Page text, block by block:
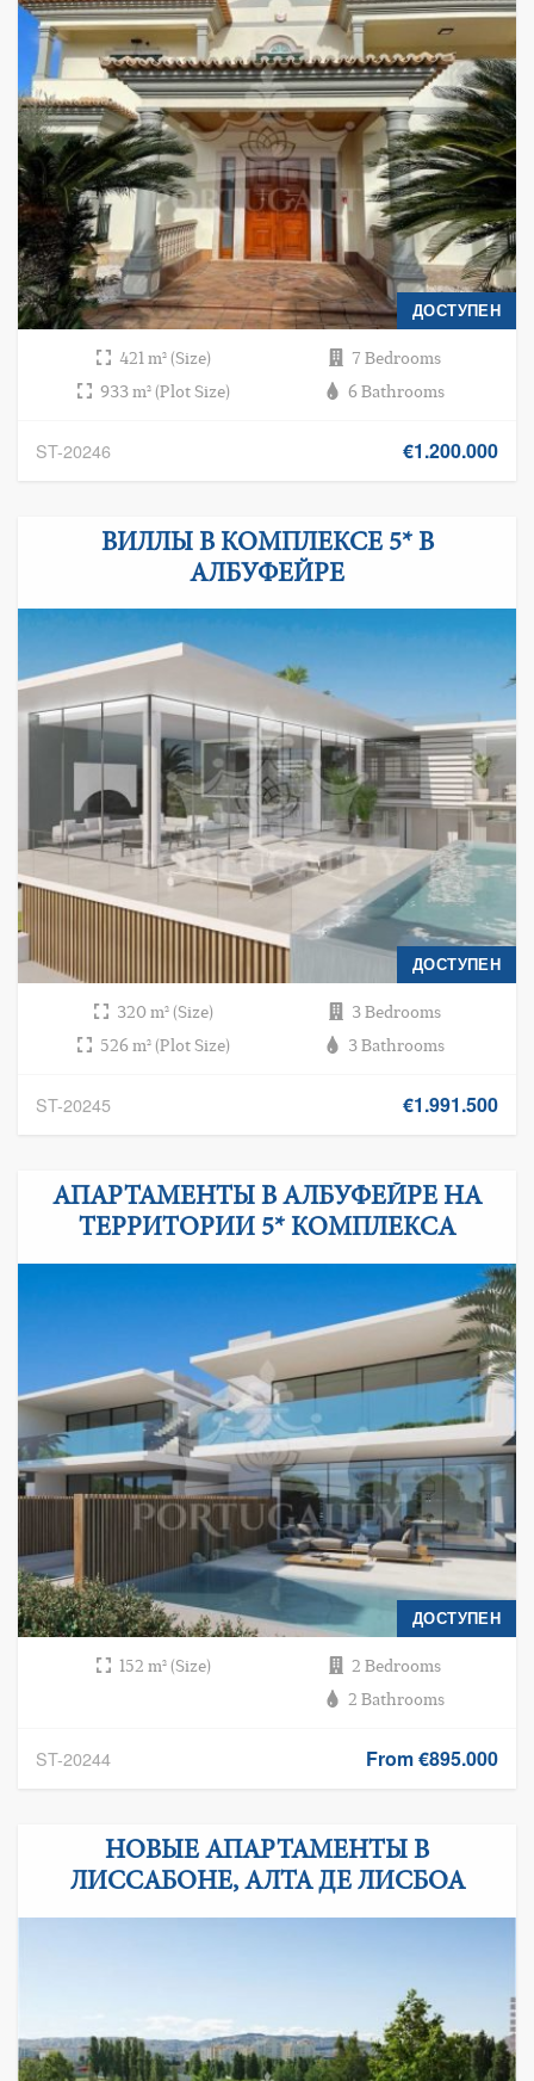
ДОСТУПЕН
421 m² (Size)
7 Bedrooms
933 m² (Plot Size)
6 Bathrooms
ST-20246 €1.200.000
ВИЛЛЫ В КОМПЛЕКСЕ 5* В
АЛБУФЕЙРЕ
ДОСТУПЕН
320 m² (Size)
3 Bedrooms
526 m² (Plot Size)
3 Bathrooms
ST-20245 €1.991.500
АПАРТАМЕНТЫ В АЛБУФЕЙРЕ НА
ТЕРРИТОРИИ 5* КОМПЛЕКСА
ДОСТУПЕН
152 m² (Size)
2 Bedrooms
2 Bathrooms
ST-20244 From €895.000
НОВЫЕ АПАРТАМЕНТЫ В
ЛИССАБОНЕ, АЛТА ДЕ ЛИСБОА